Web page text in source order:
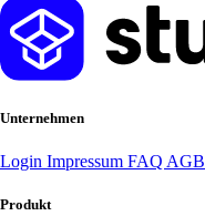
Unternehmen
Login Impressum FAQ AGB
Produkt